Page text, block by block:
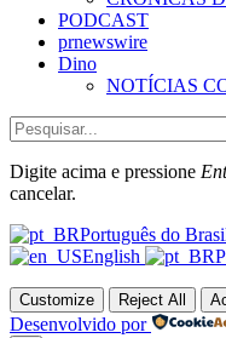
PODCAST
prnewswire
Dino
NOTÍCIAS
Digite acima e pressione
cancelar.
Português do
English
Customize Reject All
Desenvolvido por